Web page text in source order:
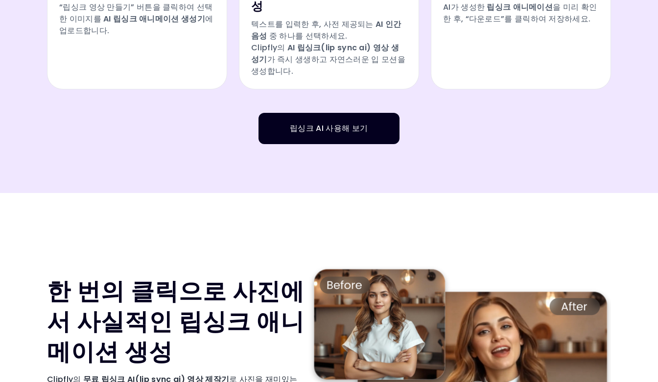
“립싱크 영상 만들기” 버튼을 클릭하여 선택
한 이미지를AI 립싱크 애니메이션 생성기에
업로드합니다.
성
텍스트를 입력한 후, 사전 제공되는 AI 인간
음성 중 하나를 선택하세요.
Clipfly의 AI 립싱크(lip sync ai) 영상 생
성기가 즉시 생생하고 자연스러운 입 모션을
생성합니다.
AI가 생성한 립싱크 애니메이션을 미리 확인
한 후, “다운로드”를 클릭하여 저장하세요.
립싱크 AI 사용해 보기
한 번의 클릭으로 사진에
서 사실적인 립싱크 애니
메이션 생성
Clipfly의 무료 립싱크 AI(lip sync ai) 영상 제작기로 사진을 재미있는